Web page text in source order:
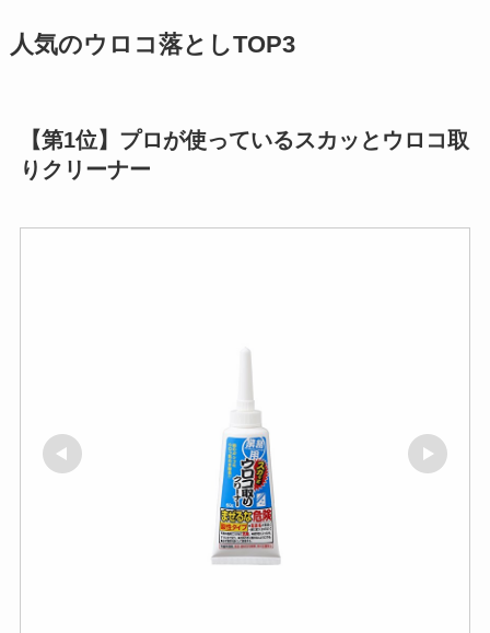
人気のウロコ落としTOP3
【第1位】プロが使っているスカッとウロコ取
りクリーナー